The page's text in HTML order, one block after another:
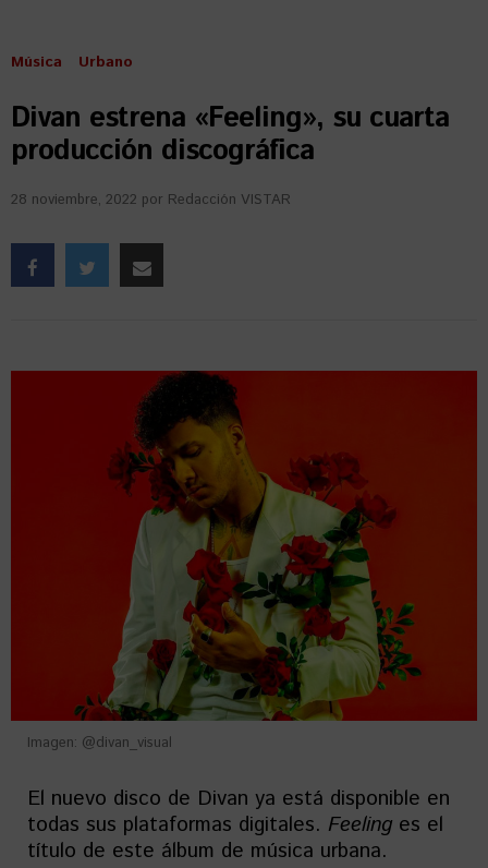
Música Urbano
Divan estrena «Feeling», su cuarta
producción discográfica
28 noviembre, 2022 por Redacción VISTAR
Imagen: @divan_visual
El nuevo disco de Divan ya está disponible en
todas sus plataformas digitales. Feeling es el
título de este álbum de música urbana.